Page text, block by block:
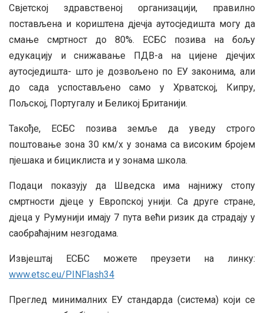
Свјетској здравственој организацији, правилно
постављена и кориштена дјечја аутосједишта могу да
смање смртност до 80%. ЕСБС позива на бољу
едукацију и снижавање ПДВ-а на цијене дјечјих
аутосједишта- што је дозвољено по ЕУ законима, али
до сада успостављено само у Хрватској, Кипру,
Пољској, Португалу и Беликој Британији.
Такође, ЕСБС позива земље да уведу строго
поштовање зона 30 км/х у зонама са високим бројем
пјешака и бициклиста и у зонама школа.
Подаци показују да Шведска има најнижу стопу
смртности дјеце у Европској унији. Са друге стране,
дјеца у Румунији имају 7 пута већи ризик да страдају у
саобраћајним незгодама.
Извјештај ЕСБС можете преузети на линку:
www.etsc.eu/PINFlash34
Преглед минималних ЕУ стандарда (система) који се